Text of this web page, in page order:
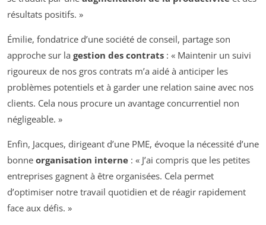
résultats positifs. »
Émilie, fondatrice d’une société de conseil, partage son
approche sur la gestion des contrats : « Maintenir un suivi
rigoureux de nos gros contrats m’a aidé à anticiper les
problèmes potentiels et à garder une relation saine avec nos
clients. Cela nous procure un avantage concurrentiel non
négligeable. »
Enfin, Jacques, dirigeant d’une PME, évoque la nécessité d’une
bonne organisation interne : « J’ai compris que les petites
entreprises gagnent à être organisées. Cela permet
d’optimiser notre travail quotidien et de réagir rapidement
face aux défis. »